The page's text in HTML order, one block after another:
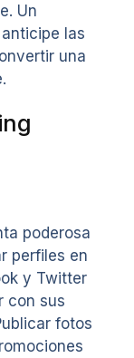
Un
las
una
poderosa
perfiles en
y Twitter
con sus
fotos